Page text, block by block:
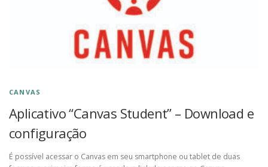
CANVAS
Aplicativo “Canvas Student” – Download e
configuração
É possível acessar o Canvas em seu smartphone ou tablet de duas